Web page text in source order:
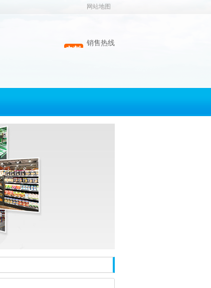
网站地图
销售热线